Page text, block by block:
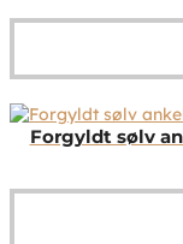
Forgyldt sølv